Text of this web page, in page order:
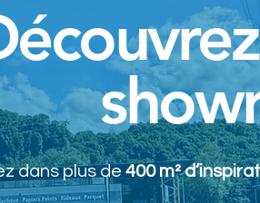
dans plus de 400 m²